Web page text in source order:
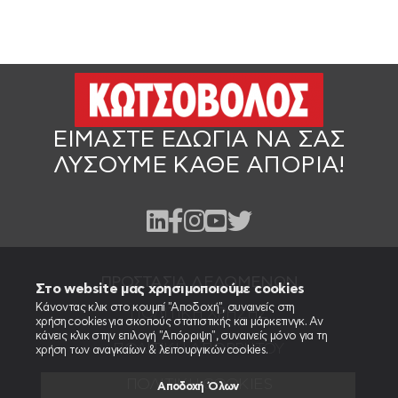
Στο website μας χρησιμοποιούμε cookies
Κάνοντας κλικ στο κουμπί "Αποδοχή", συναινείς στη
χρήση cookies για σκοπούς στατιστικής και μάρκετινγκ. Αν
κάνεις κλικ στην επιλογή "Απόρριψη", συναινείς μόνο για τη
χρήση των αναγκαίων & λειτουργικών cookies.
Αποδοχή Όλων
ΕΙΜΑΣΤΕ ΕΔΩ ΓΙΑ ΝΑ ΣΑΣ
ΛΥΣΟΥΜΕ ΚΑΘΕ ΑΠΟΡΙΑ!
ΠΡΟΣΤΑΣΙΑ ΔΕΔΟΜΕΝΩΝ
ΠΟΛΙΤΙΚΉ ΧΡΉΣΗΣ
ΠΟΛΙΤΙΚΉ ΑΠΟΡΡΉΤΟΥ
ΠΟΛΙΤΙΚΉ COOKIES